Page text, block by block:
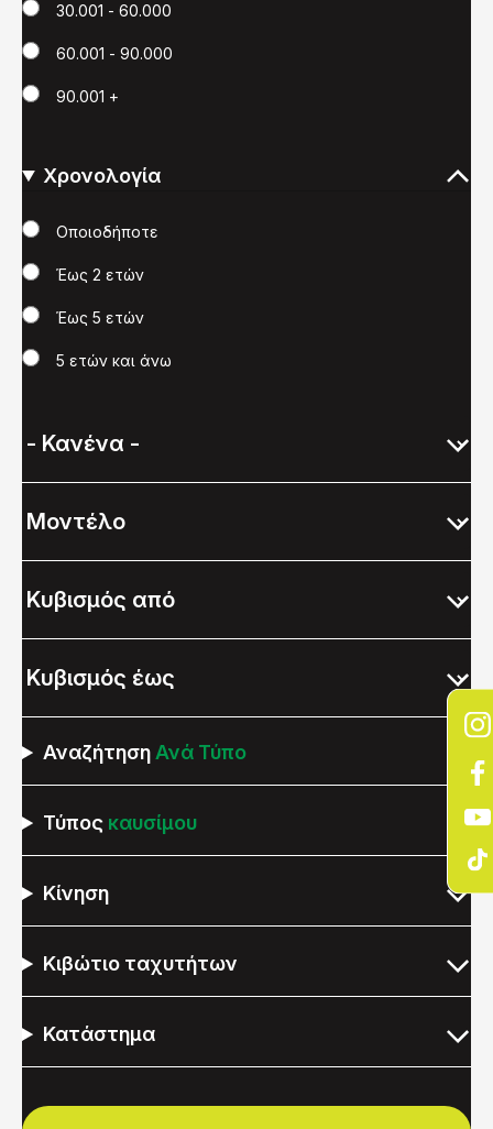
30.001 - 60.000
60.001 - 90.000
90.001 +
Χρονολογία
Χρονολογία
Οποιοδήποτε
Έως 2 ετών
Έως 5 ετών
5 ετών και άνω
Αναζήτηση Ανά Τύπο
Τύπος καυσίμου
Κίνηση
Κιβώτιο ταχυτήτων
Κατάστημα